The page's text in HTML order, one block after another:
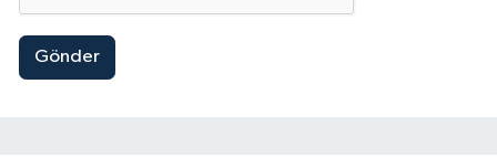
Gönder